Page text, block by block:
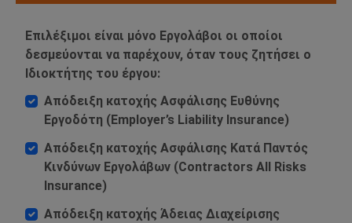
Επιλέξιμοι είναι μόνο Εργολάβοι οι οποίοι
δεσμεύονται να παρέχουν, όταν τους ζητήσει ο
Ιδιοκτήτης του έργου:
Απόδειξη κατοχής Ασφάλισης Ευθύνης
Εργοδότη (Employer’s Liability Insurance)
Απόδειξη κατοχής Ασφάλισης Κατά Παντός
Κινδύνων Εργολάβων (Contractors All Risks
Insurance)
Απόδειξη κατοχής Άδειας Διαχείρισης